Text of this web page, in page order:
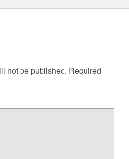
not be published. Required